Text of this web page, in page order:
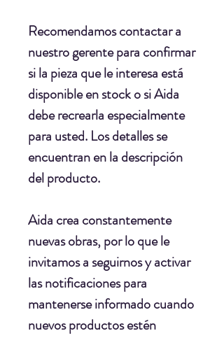
Recomendamos contactar a
nuestro gerente para confirmar
si la pieza que le interesa está
disponible en stock o si Aida
debe recrearla especialmente
para usted. Los detalles se
encuentran en la descripción
del producto.
Aida crea constantemente
nuevas obras, por lo que le
invitamos a seguirnos y activar
las notificaciones para
mantenerse informado cuando
nuevos productos estén